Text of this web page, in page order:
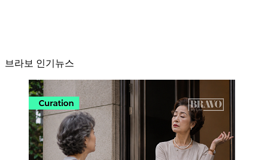
브라보 인기뉴스